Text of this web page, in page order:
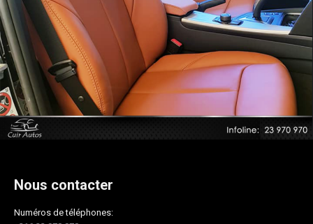
Nous contacter
Numéros de téléphones: